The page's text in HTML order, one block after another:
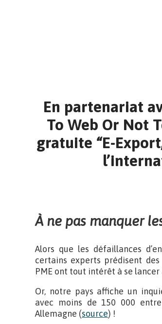
En partenariat
To Web Or Not
gratuite “E-
À ne pas manquer
Alors que les défaillances
certains experts prédisent
PME ont tout intérêt à se
Or, notre pays affiche un
avec moins de 150 000
Allemagne (source) !